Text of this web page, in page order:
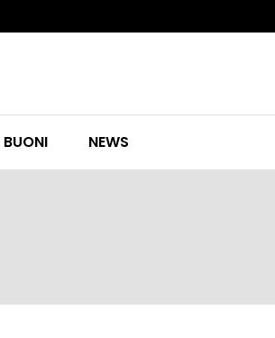
BUONI NEWS